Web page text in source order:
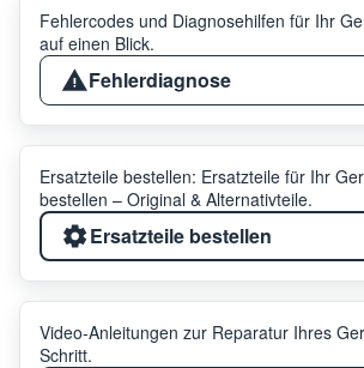
Fehlercodes und Diagnosehilfen für Ihr
auf einen Blick.
Fehlerdiagnose
Ersatzteile bestellen: Ersatzteile für Ihr
bestellen – Original & Alternativteile.
Ersatzteile bestellen
Video-Anleitungen zur Reparatur Ihres
Schritt.